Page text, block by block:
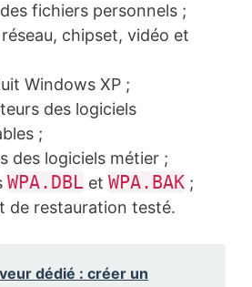
fichiers personnels ;
chipset, vidéo et
Windows XP ;
des logiciels
;
des logiciels métier ;
WPA.DBL et WPA.BAK ;
de restauration testé.
dédié : créer un